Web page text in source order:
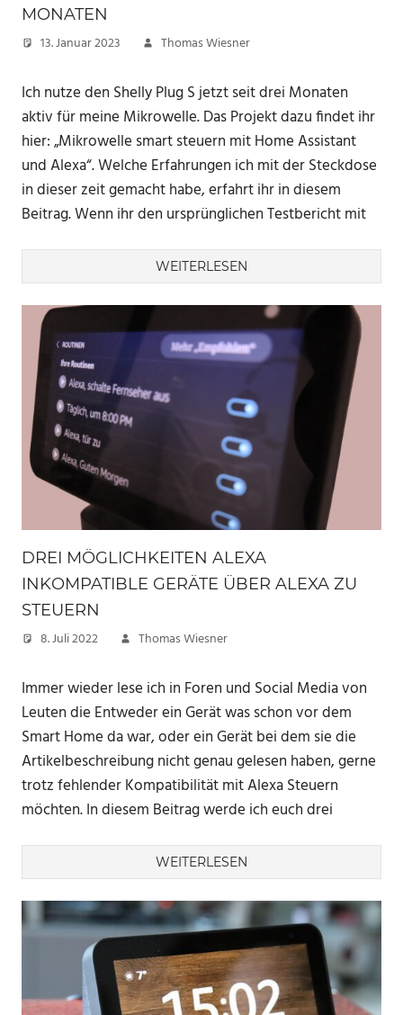
MONATEN
13. Januar 2023 Thomas Wiesner
Ich nutze den Shelly Plug S jetzt seit drei Monaten
aktiv für meine Mikrowelle. Das Projekt dazu findet ihr
hier: „Mikrowelle smart steuern mit Home Assistant
und Alexa“. Welche Erfahrungen ich mit der Steckdose
in dieser zeit gemacht habe, erfahrt ihr in diesem
Beitrag. Wenn ihr den ursprünglichen Testbericht mit
WEITERLESEN
DREI MÖGLICHKEITEN ALEXA
INKOMPATIBLE GERÄTE ÜBER ALEXA ZU
STEUERN
8. Juli 2022 Thomas Wiesner
Immer wieder lese ich in Foren und Social Media von
Leuten die Entweder ein Gerät was schon vor dem
Smart Home da war, oder ein Gerät bei dem sie die
Artikelbeschreibung nicht genau gelesen haben, gerne
trotz fehlender Kompatibilität mit Alexa Steuern
möchten. In diesem Beitrag werde ich euch drei
WEITERLESEN